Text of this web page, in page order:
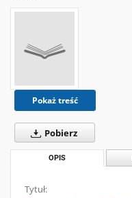
Pokaż treść
Pobierz
OPIS
Tytuł: